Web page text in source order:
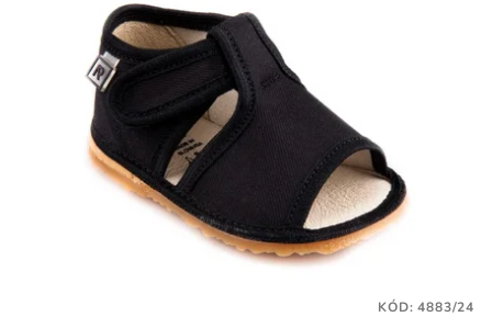
KÓD:4883/24